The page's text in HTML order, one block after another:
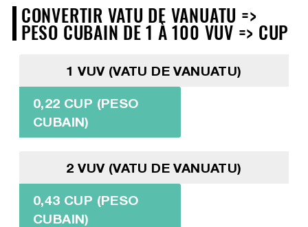
CONVERTIR VATU DE VANUATU =>
PESO CUBAIN DE 1 À 100 VUV => CUP
1 VUV (VATU DE VANUATU)
0,22 CUP (PESO
CUBAIN)
2 VUV (VATU DE VANUATU)
0,43 CUP (PESO
CUBAIN)